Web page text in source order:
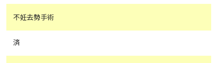
不妊去勢手術
済